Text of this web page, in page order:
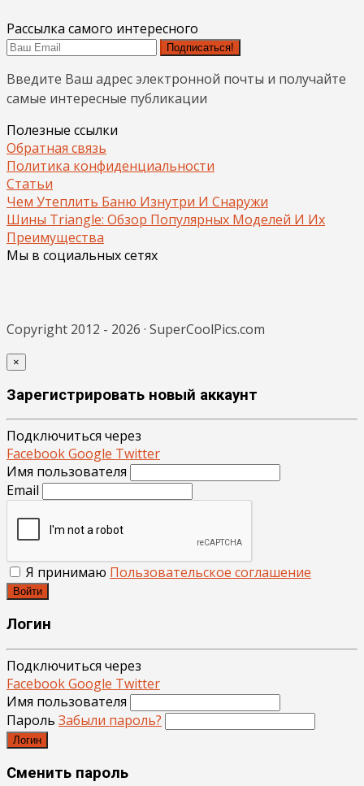
Рассылка самого интересного
Подписаться!
Введите Ваш адрес электронной почты и получайте
самые интересные публикации
Полезные ссылки
Обратная связь
Политика конфиденциальности
Статьи
Чем Утеплить Баню Изнутри И Снаружи
Шины Triangle: Обзор Популярных Моделей И Их
Преимущества
Мы в социальных сетях
Copyright 2012 - 2026 · SuperCoolPics.com
×
Зарегистрировать новый аккаунт
Подключиться через
FacebookGoogle Twitter
Имя пользователя
Email
Я принимаю Пользовательское соглашение
Войти
Логин
Подключиться через
FacebookGoogle Twitter
Имя пользователя
Пароль Забыли пароль?
Логин
Сменить пароль